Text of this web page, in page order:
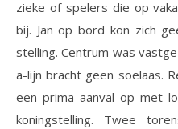
zieke of spelers die op
bij. Jan op bord kon zich
stelling. Centrum was
a-lijn bracht geen soelaas.
een prima aanval op met
koningstelling. Twee